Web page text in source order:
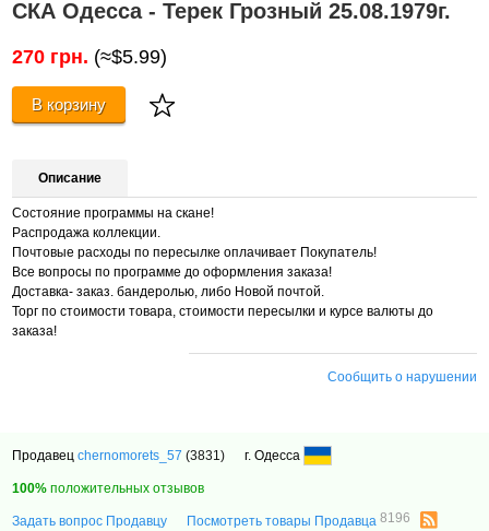
СКА Одесса - Терек Грозный 25.08.1979г.
270 грн. (≈$5.99)
В корзину
Описание
Состояние программы на скане!
Распродажа коллекции.
Почтовые расходы по пересылке оплачивает Покупатель!
Все вопросы по программе до оформления заказа!
Доставка- заказ. бандеролью, либо Новой почтой.
Торг по стоимости товара, стоимости пересылки и курсе валюты до
заказа!
Сообщить о нарушении
Продавецchernomorets_57 (3831) г. Одесса
100% положительных отзывов
Задать вопрос Продавцу Посмотреть товары Продавца8196